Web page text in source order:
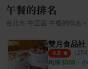
午餐的排名
台北市 中正區 午餐的排名 ›
雙月食品社
4.6 （ 254
均消 $500 ・